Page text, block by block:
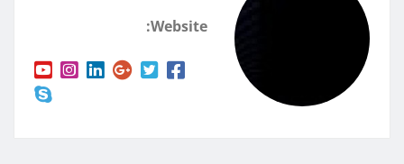
Website: